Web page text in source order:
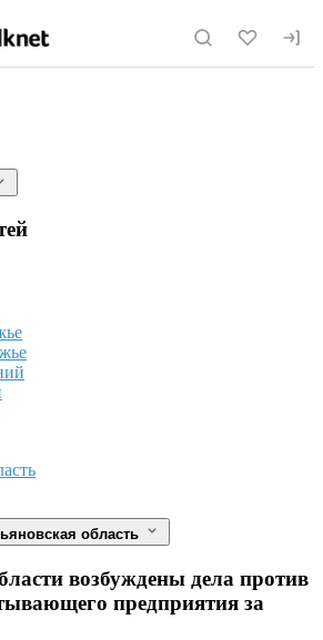
по сайту milknet.ru
области возбуждены
область
возбуждены дела против
предприятия за